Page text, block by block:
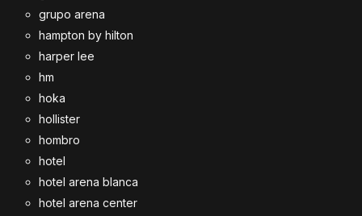
grupo arena
hampton by hilton
harper lee
hm
hoka
hollister
hombro
hotel
hotel arena blanca
hotel arena center